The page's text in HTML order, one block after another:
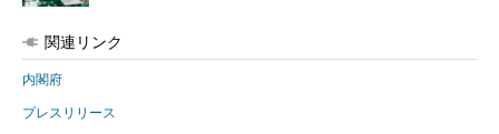
関連リンク
内閣府
プレスリリース